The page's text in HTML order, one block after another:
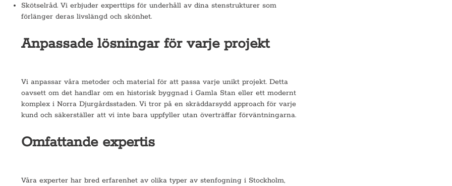
Skötselråd. Vi erbjuder experttips för underhåll av dina stenstrukturer som
förlänger deras livslängd och skönhet.
Anpassade lösningar för varje projekt
Vi anpassar våra metoder och material för att passa varje unikt projekt. Detta
oavsett om det handlar om en historisk byggnad i Gamla Stan eller ett modernt
komplex i Norra Djurgårdsstaden. Vi tror på en skräddarsydd approach för varje
kund och säkerställer att vi inte bara uppfyller utan överträffar förväntningarna.
Omfattande expertis
Våra experter har bred erfarenhet av olika typer av stenfogning i Stockholm,